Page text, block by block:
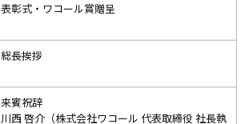
表彰式・ワコール賞贈呈
総長挨拶
来賓祝辞
川西 啓介（株式会社ワコール 代表取締役 社長執